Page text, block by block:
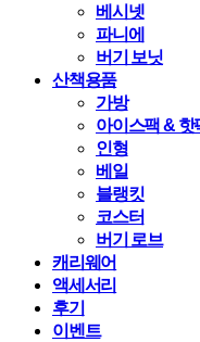
베시넷
파니에
버기 보닛
산책용품
가방
아이스팩 & 핫
인형
베일
블랭킷
코스터
버기 로브
캐리웨어
액세서리
후기
이벤트